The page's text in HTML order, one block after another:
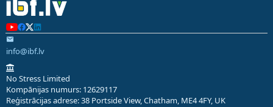
info@ibf.lv
No Stress Limited
Kompānijas numurs: 12629117
Reģistrācijas adrese: 38 Portside View, Chatham, ME4 4FY, UK